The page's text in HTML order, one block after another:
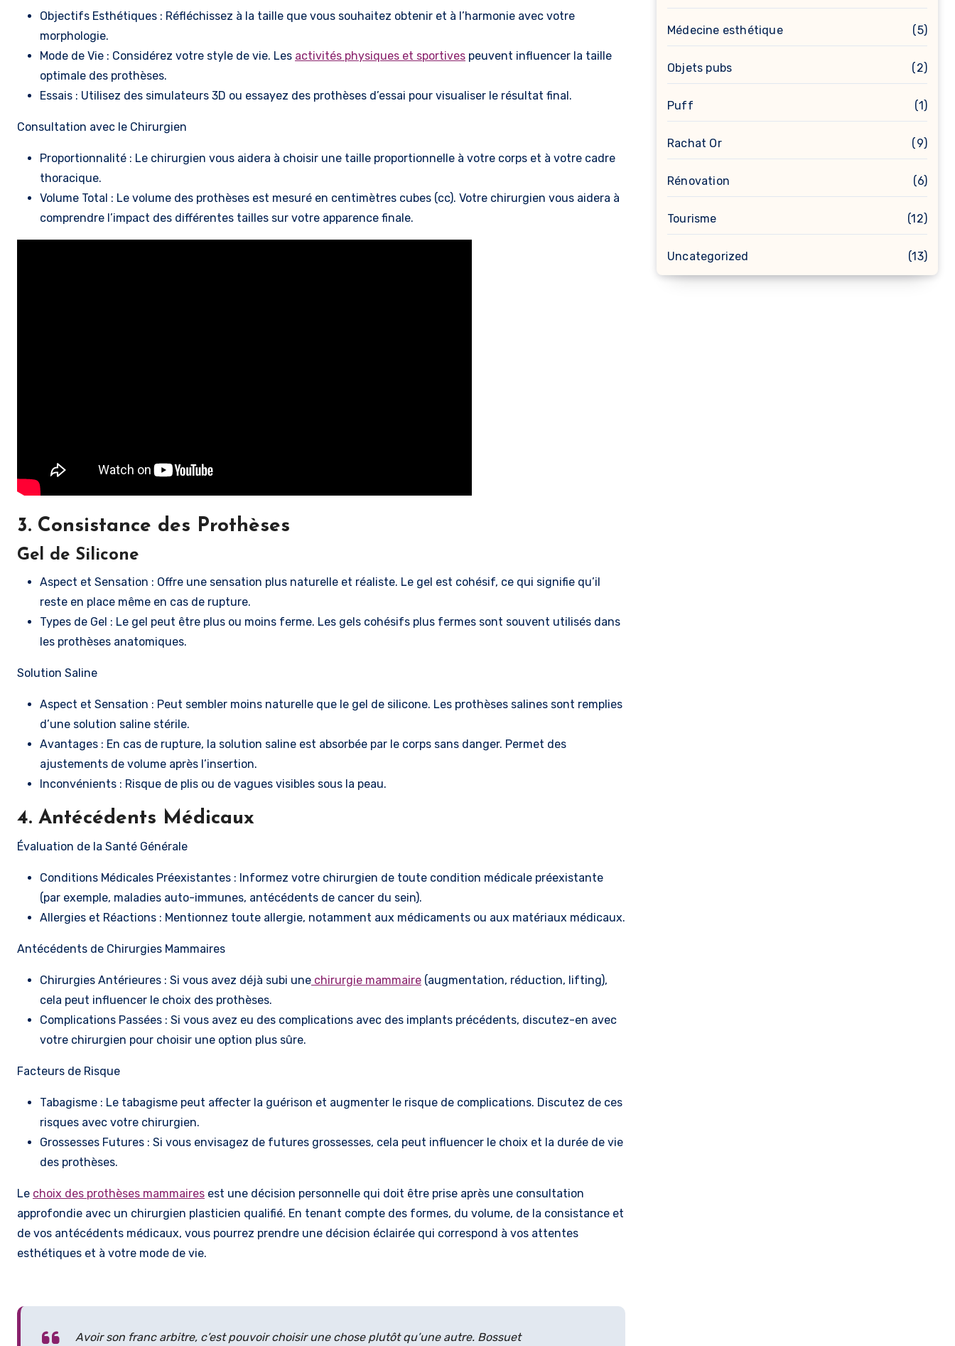
Objectifs Esthétiques : Réfléchissez à la taille que vous souhaitez obtenir et à l’harmonie avec votre
morphologie.
Mode de Vie : Considérez votre style de vie. Les activités physiques et sportives peuvent influencer la taille
optimale des prothèses.
Essais : Utilisez des simulateurs 3D ou essayez des prothèses d’essai pour visualiser le résultat final.
Consultation avec le Chirurgien
Proportionnalité : Le chirurgien vous aidera à choisir une taille proportionnelle à votre corps et à votre cadre
thoracique.
Volume Total : Le volume des prothèses est mesuré en centimètres cubes (cc). Votre chirurgien vous aidera à
comprendre l’impact des différentes tailles sur votre apparence finale.
3. Consistance des Prothèses
Gel de Silicone
Aspect et Sensation : Offre une sensation plus naturelle et réaliste. Le gel est cohésif, ce qui signifie qu’il
reste en place même en cas de rupture.
Types de Gel : Le gel peut être plus ou moins ferme. Les gels cohésifs plus fermes sont souvent utilisés dans
les prothèses anatomiques.
Solution Saline
Aspect et Sensation : Peut sembler moins naturelle que le gel de silicone. Les prothèses salines sont remplies
d’une solution saline stérile.
Avantages : En cas de rupture, la solution saline est absorbée par le corps sans danger. Permet des
ajustements de volume après l’insertion.
Inconvénients : Risque de plis ou de vagues visibles sous la peau.
4. Antécédents Médicaux
Évaluation de la Santé Générale
Conditions Médicales Préexistantes : Informez votre chirurgien de toute condition médicale préexistante
(par exemple, maladies auto-immunes, antécédents de cancer du sein).
Allergies et Réactions : Mentionnez toute allergie, notamment aux médicaments ou aux matériaux médicaux.
Antécédents de Chirurgies Mammaires
Chirurgies Antérieures : Si vous avez déjà subi une chirurgie mammaire (augmentation, réduction, lifting),
cela peut influencer le choix des prothèses.
Complications Passées : Si vous avez eu des complications avec des implants précédents, discutez-en avec
votre chirurgien pour choisir une option plus sûre.
Facteurs de Risque
Tabagisme : Le tabagisme peut affecter la guérison et augmenter le risque de complications. Discutez de ces
risques avec votre chirurgien.
Grossesses Futures : Si vous envisagez de futures grossesses, cela peut influencer le choix et la durée de vie
des prothèses.
Le choix des prothèses mammaires est une décision personnelle qui doit être prise après une consultation
approfondie avec un chirurgien plasticien qualifié. En tenant compte des formes, du volume, de la consistance et
de vos antécédents médicaux, vous pourrez prendre une décision éclairée qui correspond à vos attentes
esthétiques et à votre mode de vie.
Avoir son franc arbitre, c’est pouvoir choisir une chose plutôt qu’une autre. Bossuet
Médecine esthétique (5)
Objets pubs (2)
Puff (1)
Rachat Or (9)
Rénovation (6)
Tourisme (12)
Uncategorized (13)